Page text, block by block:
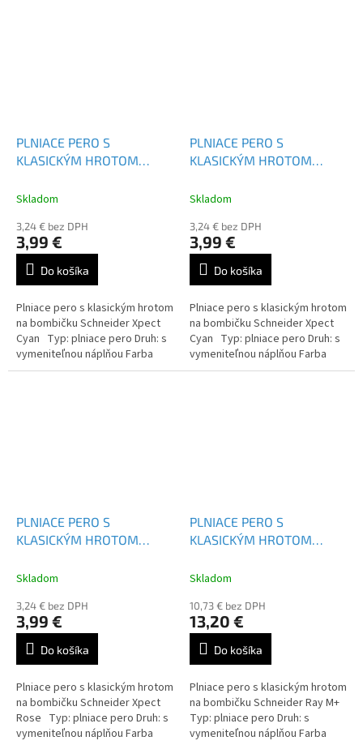
PLNIACE PERO S
KLASICKÝM HROTOM
Skladom
3,24 € bez DPH
3,99 €
Do košíka
Plniace pero s klasickým hrotom
na bombičku Schneider Xpect
Cyan Typ: plniace pero Druh: s
vymeniteľnou náplňou Farba
náplne: modrá
PLNIACE PERO S
KLASICKÝM HROTOM
Skladom
3,24 € bez DPH
3,99 €
Do košíka
Plniace pero s klasickým hrotom
na bombičku Schneider Xpect
Cyan Typ: plniace pero Druh: s
vymeniteľnou náplňou Farba
náplne: modrá
PLNIACE PERO S
KLASICKÝM HROTOM
Skladom
3,24 € bez DPH
3,99 €
Do košíka
Plniace pero s klasickým hrotom
na bombičku Schneider Xpect
Rose Typ: plniace pero Druh: s
vymeniteľnou náplňou Farba
PLNIACE PERO S
KLASICKÝM HROTOM
Skladom
10,73 € bez DPH
13,20 €
Do košíka
Plniace pero s klasickým hrotom
na bombičku Schneider Ray M+
Typ: plniace pero Druh: s
vymeniteľnou náplňou Farba